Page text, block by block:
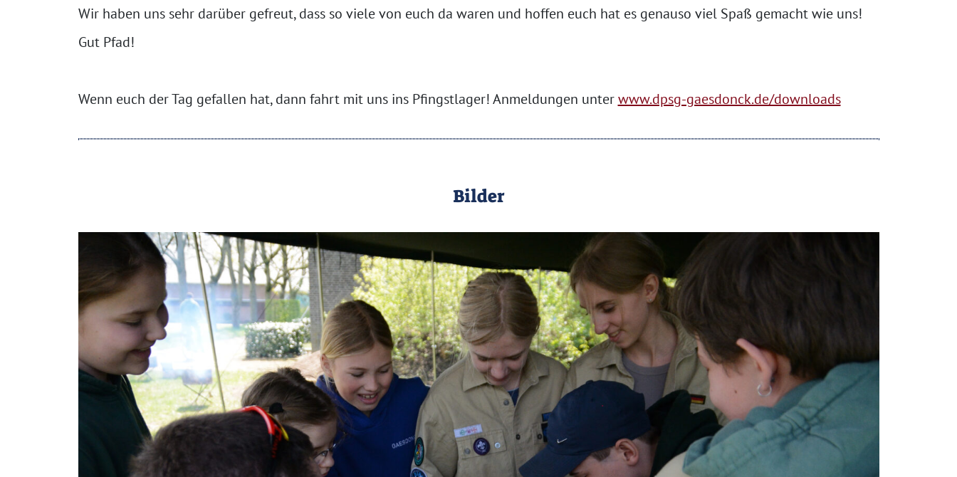
Wir haben uns sehr darüber gefreut, dass so viele von euch da waren und hoffen euch hat es genauso viel Spaß gemacht wie uns!
Gut Pfad!
Wenn euch der Tag gefallen hat, dann fahrt mit uns ins Pfingstlager! Anmeldungen unterwww.dpsg-gaesdonck.de/downloads
Bilder